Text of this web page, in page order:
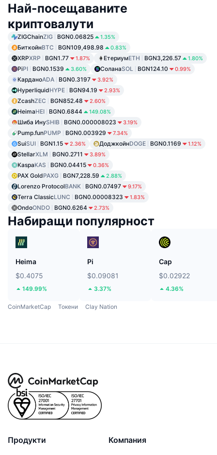
Най-посещаваните
криптовалути
ZIGChainZIG BGN0.06825 1.35%
БиткойнBTC BGN109,498.98 0.83%
XRPXRP BGN1.77 1.87% ЕтериумETH BGN3,226.57 1.80%
PiPI BGN0.1539 3.60% СоланаSOL BGN124.10 0.99%
КарданоADA BGN0.3197 3.92%
HyperliquidHYPE BGN94.19 2.93%
ZcashZEC BGN852.48 2.60%
HeimaHEI BGN0.6844 149.08%
Шиба ИнуSHIB BGN0.000008023 3.19%
Pump.funPUMP BGN0.003929 7.34%
SuiSUI BGN1.15 2.36% ДоджкойнDOGE BGN0.1169 1.12%
StellarXLM BGN0.2711 3.89%
KaspaKAS BGN0.04415 0.36%
PAX GoldPAXG BGN7,228.59 2.88%
Lorenzo ProtocolBANK BGN0.07497 9.17%
Terra ClassicLUNC BGN0.00008323 1.83%
OndoONDO BGN0.6264 2.73%
Набиращи популярност
Heima
$0.4075
149.99%
Pi
$0.09081
3.37%
Cap
$0.02922
4.36%
CoinMarketCap Токени Clay Nation
Продукти Компания